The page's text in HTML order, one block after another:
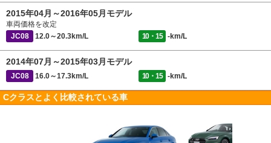
2015年04月～2016年05月モデル
車両価格を改定
JC08
12.0～20.3km/L 10・15 -km/L
2014年07月～2015年03月モデル
JC08 16.0～17.3km/L 10・15 -km/L
Cクラスとよく比較されている車